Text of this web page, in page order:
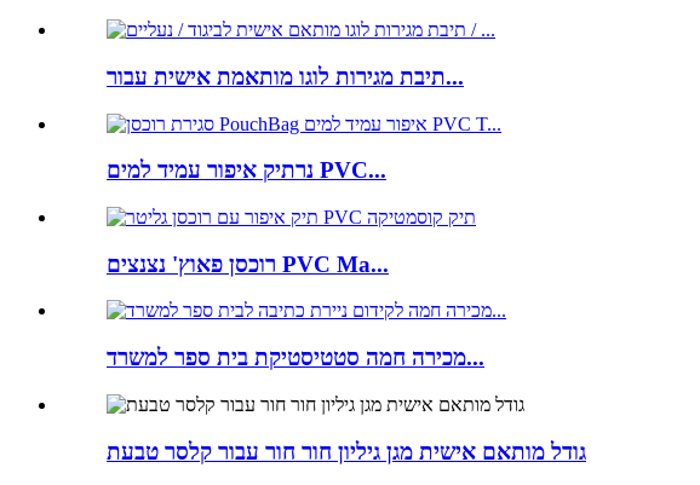
תיבת מגירות לוגו מותאמת אישית עבור...
נרתיק איפור עמיד למים PVC...
רוכסן פאוץ' נצנצים PVC Ma...
מכירה חמה סטטיסטיקת בית ספר למשרד...
גודל מותאם אישית מגן גיליון חור חור עבור קלסר טבעת